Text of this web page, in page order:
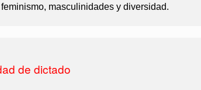
masculinidades y diversidad.
de dictado